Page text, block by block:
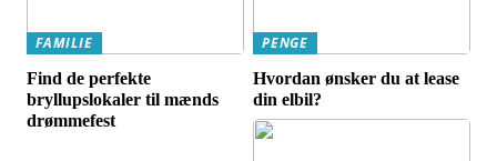
FAMILIE
Find de perfekte
bryllupslokaler til mænds
drømmefest
PENGE
Hvordan ønsker du at lease
din elbil?